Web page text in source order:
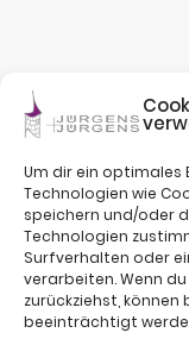
Um dir ein optimales
Technologien wie
speichern und/oder
Technologien
Surfverhalten oder
verarbeiten. Wenn
zurückziehst,
beeinträchtigt